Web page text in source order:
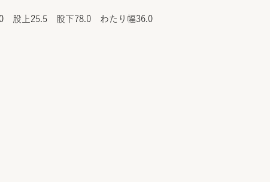
股上25.5 股下78.0 わたり幅36.0